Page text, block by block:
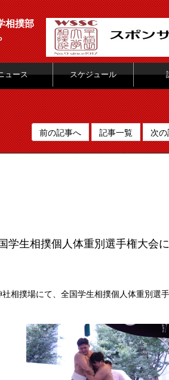
相撲部
ュース スケジュール
前の記事へ 記事一覧 次
学生相撲個人体重別選手権大会
相撲場にて、全国学生相撲個人体重別選